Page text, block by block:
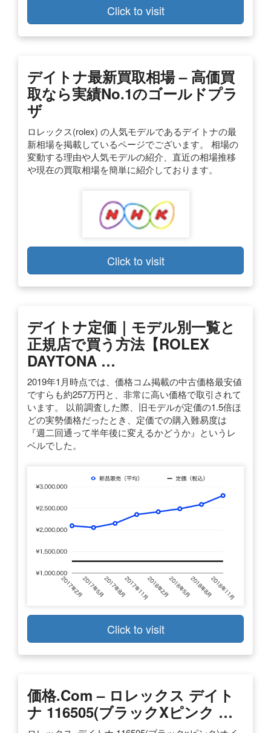
Click to visit
デイトナ最新買取相場 – 高価買
取なら実績No.1のゴールドプラ
ザ
ロレックス(rolex) の人気モデルであるデイトナの最
新相場を掲載しているページでございます。 相場の
変動する理由や人気モデルの紹介、直近の相場推移
や現在の買取相場を簡単に紹介しております。
Click to visit
デイトナ定価｜モデル別一覧と
正規店で買う方法【ROLEX
DAYTONA …
2019年1月時点では、価格コム掲載の中古価格最安値
ですらも約257万円と、非常に高い価格で取引されて
います。 以前調査した際、旧モデルが定価の1.5倍ほ
どの実勢価格だったとき、定価での購入難易度は
『週二回通って半年後に変えるかどうか』というレ
ベルでした。
Click to visit
価格.com – ロレックス デイト
ナ 116505(ブラックxピンク …